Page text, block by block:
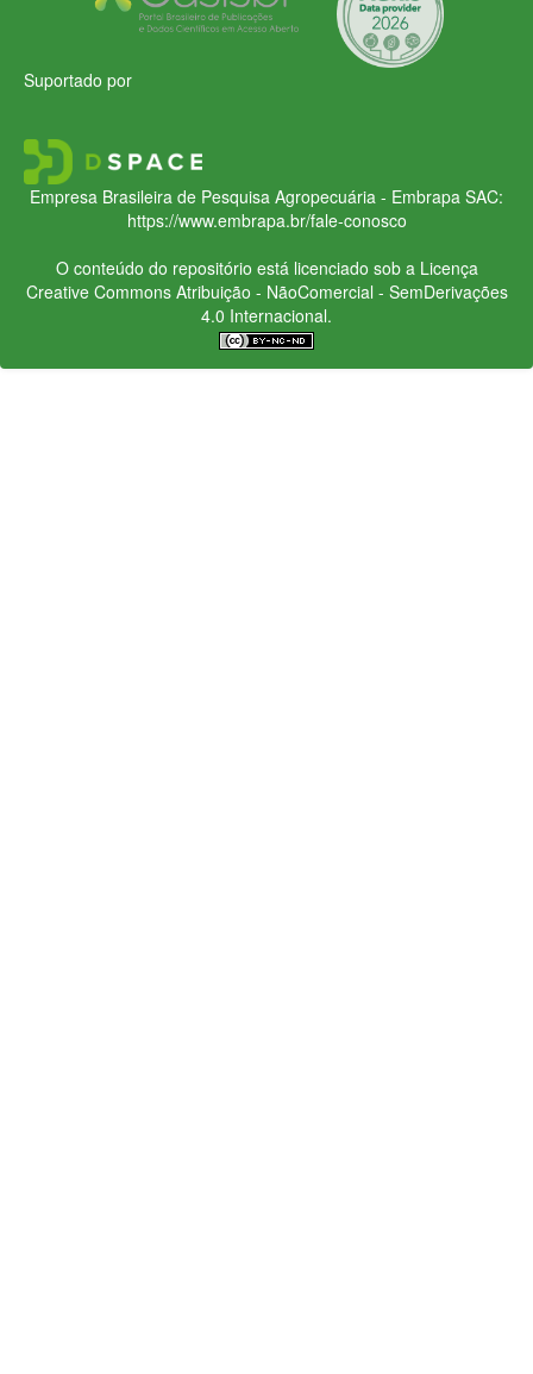
Suportado por
Empresa Brasileira de Pesquisa Agropecuária - Embrapa SAC:
https://www.embrapa.br/fale-conosco
O conteúdo do repositório está licenciado sob a Licença
Creative CommonsAtribuição - NãoComercial - SemDerivações
4.0 Internacional.